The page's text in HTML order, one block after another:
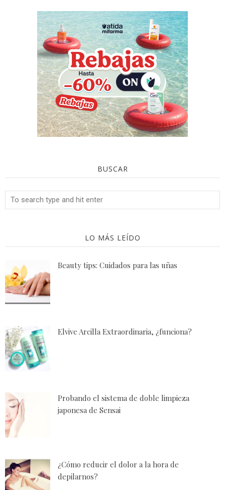
BUSCAR
LO MÁS LEÍDO
Beauty tips: Cuidados para las uñas
Elvive Arcilla Extraordinaria, ¿funciona?
Probando el sistema de doble limpieza
japonesa de Sensai
¿Cómo reducir el dolor a la hora de
depilarnos?